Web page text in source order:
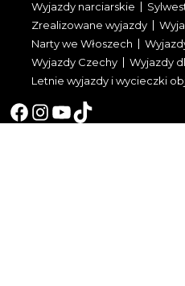
Wyjazdy narciarskie
Zrealizowane wyjazdy
Narty we Włoszech
Wyjazdy Czechy
Wyjazdy
Letnie wyjazdy i wycieczki
Facebook
Instagram
YouTube
TikTok